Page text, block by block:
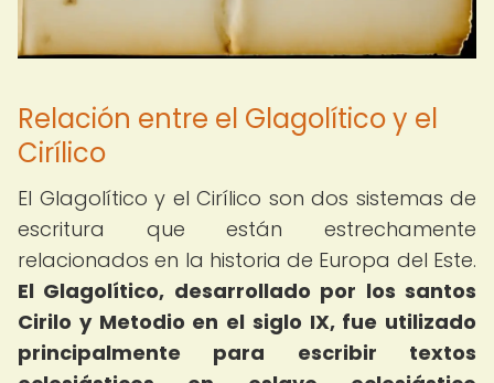
Relación entre el Glagolítico y el
Cirílico
El Glagolítico y el Cirílico son dos sistemas de
escritura que están estrechamente
relacionados en la historia de Europa del Este.
El Glagolítico, desarrollado por los santos
Cirilo y Metodio en el siglo IX, fue utilizado
principalmente para escribir textos